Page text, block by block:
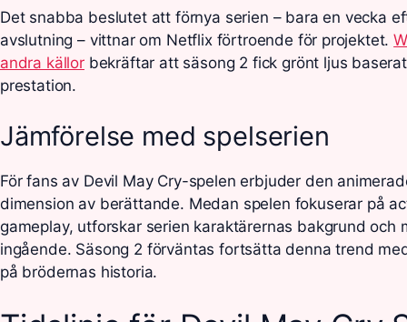
Det snabba beslutet att förnya serien – bara en vecka
avslutning – vittnar om Netflix förtroende för projektet.
andra källorbekräftar att säsong 2 fick grönt ljus
prestation.
Jämförelse med spelserien
För fans av Devil May Cry-spelen erbjuder den
dimension av berättande. Medan spelen fokuserar på
gameplay, utforskar serien karaktärernas bakgrund och
ingående. Säsong 2 förväntas fortsätta denna trend
på brödernas historia.